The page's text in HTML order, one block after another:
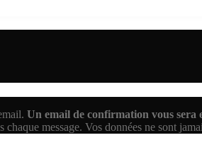
Un email de confirmation vous sera
message. Vos données ne sont